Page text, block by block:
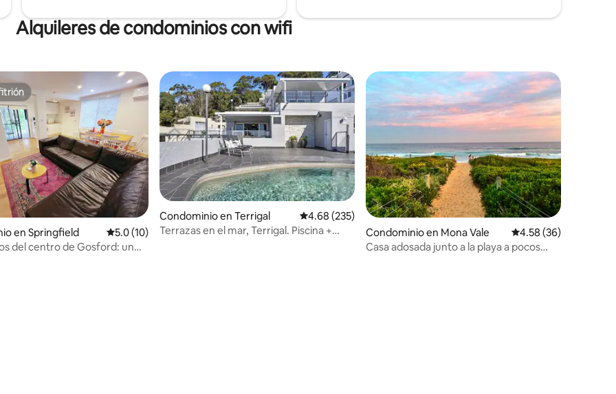
Alquileres de condominios con wifi
de 5; 398 evaluaciones
en Springfield Calificación promedio: 5.0 de 5; 10 evaluaciones
5.0 (10)
del centro de Gosford: un
Condominio en Terrigal Calificación promedio: 4.68 de 5; 235 evaluaciones
4.68 (235)
Terrazas en el mar, Terrigal. Piscina +
Condominio en Mona Vale Calificación
4.58 (36)
Casa adosada junto a la playa a pocos